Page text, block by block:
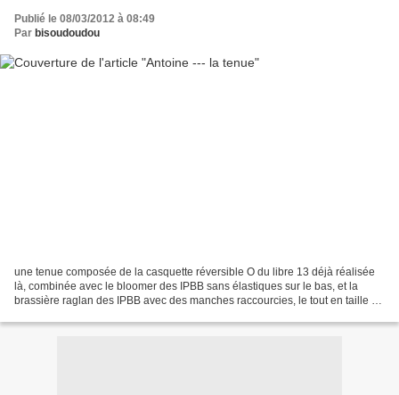
Publié le 08/03/2012 à 08:49
Par bisoudoudou
une tenue composée de la casquette réversible O du libre 13 déjà réalisée
là, combinée avec le bloomer des IPBB sans élastiques sur le bas, et la
brassière raglan des IPBB avec des manches raccourcies, le tout en taille 6